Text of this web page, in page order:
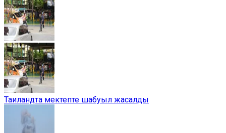
Таиландта мектепте шабуыл жасалды